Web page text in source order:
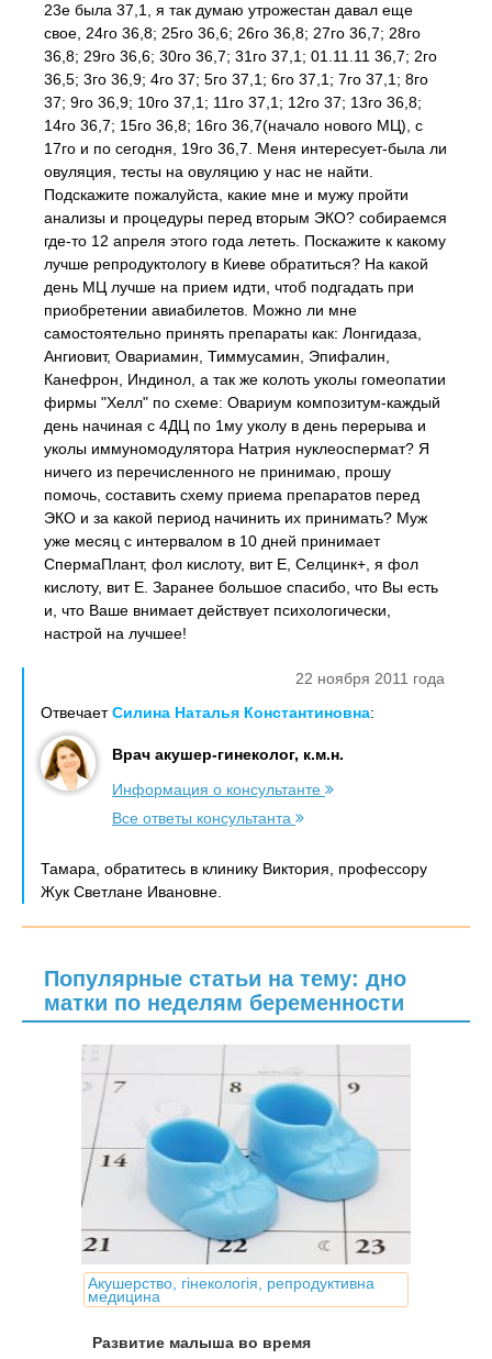
23е была 37,1, я так думаю утрожестан давал еще
свое, 24го 36,8; 25го 36,6; 26го 36,8; 27го 36,7; 28го
36,8; 29го 36,6; 30го 36,7; 31го 37,1; 01.11.11 36,7; 2го
36,5; 3го 36,9; 4го 37; 5го 37,1; 6го 37,1; 7го 37,1; 8го
37; 9го 36,9; 10го 37,1; 11го 37,1; 12го 37; 13го 36,8;
14го 36,7; 15го 36,8; 16го 36,7(начало нового МЦ), с
17го и по сегодня, 19го 36,7. Меня интересует-была ли
овуляция, тесты на овуляцию у нас не найти.
Подскажите пожалуйста, какие мне и мужу пройти
анализы и процедуры перед вторым ЭКО? собираемся
где-то 12 апреля этого года лететь. Поскажите к какому
лучше репродуктологу в Киеве обратиться? На какой
день МЦ лучше на прием идти, чтоб подгадать при
приобретении авиабилетов. Можно ли мне
самостоятельно принять препараты как: Лонгидаза,
Ангиовит, Овариамин, Тиммусамин, Эпифалин,
Канефрон, Индинол, а так же колоть уколы гомеопатии
фирмы "Хелл" по схеме: Овариум композитум-каждый
день начиная с 4ДЦ по 1му уколу в день перерыва и
уколы иммуномодулятора Натрия нуклеоспермат? Я
ничего из перечисленного не принимаю, прошу
помочь, составить схему приема препаратов перед
ЭКО и за какой период начинить их принимать? Муж
уже месяц с интервалом в 10 дней принимает
СпермаПлант, фол кислоту, вит Е, Селцинк+, я фол
кислоту, вит Е. Заранее большое спасибо, что Вы есть
и, что Ваше внимает действует психологически,
настрой на лучшее!
22 ноября 2011 года
ОтвечаетСилина Наталья Константиновна:
Врач акушер-гинеколог, к.м.н.
Информация о консультанте
Все ответы консультанта
Тамара, обратитесь в клинику Виктория, профессору
Жук Светлане Ивановне.
Популярные статьи на тему: дно
матки по неделям беременности
Акушерство, гінекологія, репродуктивна
медицина
Развитие малыша во время